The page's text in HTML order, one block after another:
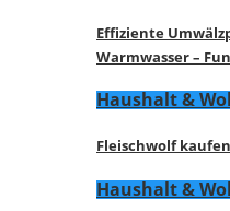
Effiziente
Warmwasser –
Haushalt &
Fleischwolf
Haushalt &